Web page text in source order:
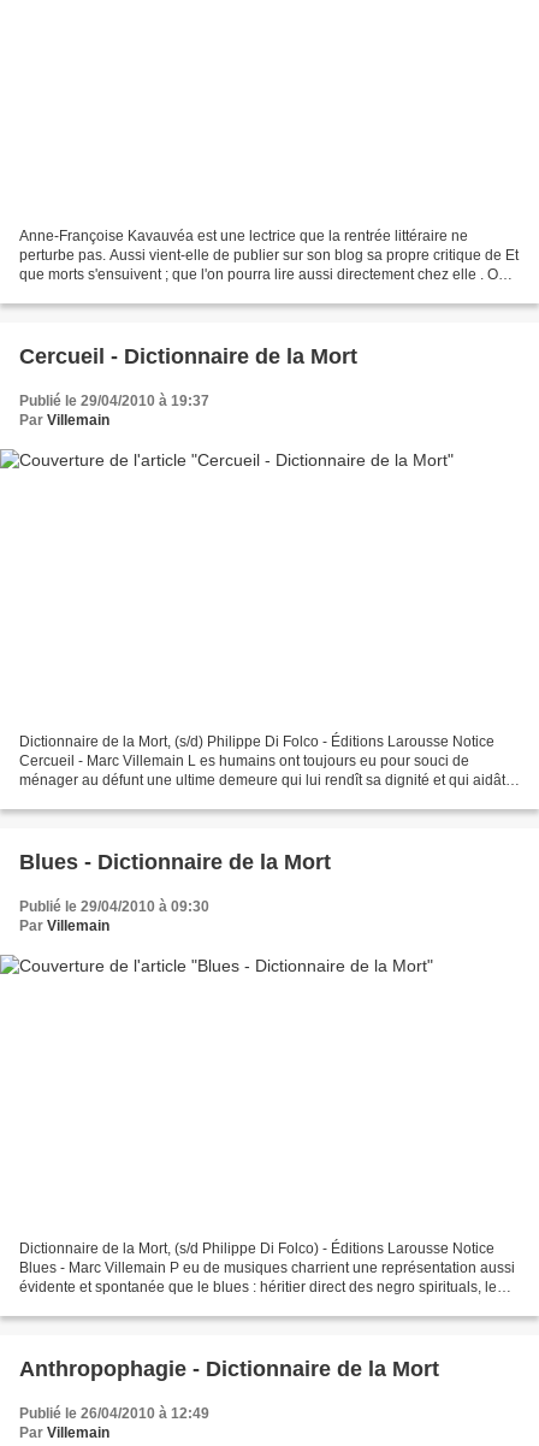
Anne-Françoise Kavauvéa est une lectrice que la rentrée littéraire ne
perturbe pas. Aussi vient-elle de publier sur son blog sa propre critique de Et
que morts s'ensuivent ; que l'on pourra lire aussi directement chez elle . O
Cercueil - Dictionnaire de la Mort
Publié le 29/04/2010 à 19:37
Par Villemain
Dictionnaire de la Mort, (s/d) Philippe Di Folco - Éditions Larousse Notice
Cercueil - Marc Villemain L es humains ont toujours eu pour souci de
ménager au défunt une ultime demeure qui lui rendît sa dignité et qui aidât
Blues - Dictionnaire de la Mort
Publié le 29/04/2010 à 09:30
Par Villemain
Dictionnaire de la Mort, (s/d Philippe Di Folco) - Éditions Larousse Notice
Blues - Marc Villemain P eu de musiques charrient une représentation aussi
évidente et spontanée que le blues : héritier direct des negro spirituals, le
Anthropophagie - Dictionnaire de la Mort
Publié le 26/04/2010 à 12:49
Par Villemain